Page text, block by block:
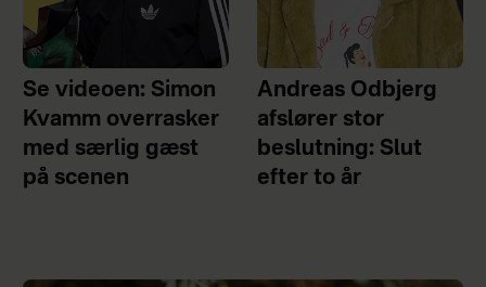
Se videoen: Simon
Kvamm overrasker
med særlig gæst
på scenen
Andreas Odbjerg
afslører stor
beslutning: Slut
efter to år